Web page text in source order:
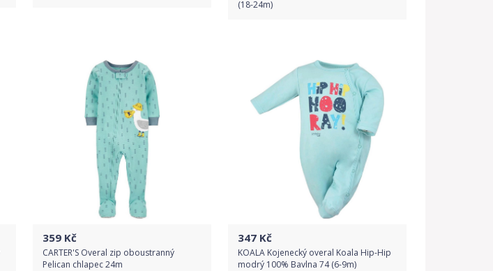
Detail produktu
(18-24m)
Detail produktu
359 Kč
CARTER'S Overal zip oboustranný
Pelican chlapec 24m
347 Kč
KOALA Kojenecký overal Koala Hip-Hip
modrý 100% Bavlna 74 (6-9m)